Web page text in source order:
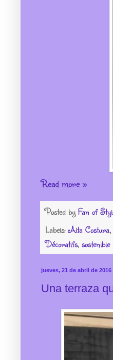
Read more »
Posted by Fan of
Labels:Alta Costura,
Décoratifs, sostenible
jueves, 21 de abril de 2016
Una terraza